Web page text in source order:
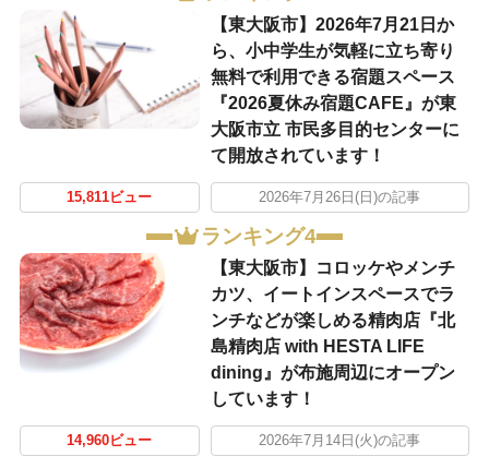
【東大阪市】2026年7月21日か
ら、小中学生が気軽に立ち寄り
無料で利用できる宿題スペース
『2026夏休み宿題CAFE』が東
大阪市立 市民多目的センターに
て開放されています！
15,811ビュー 2026年7月26日(日)の記事
ランキング4
【東大阪市】コロッケやメンチ
カツ、イートインスペースでラ
ンチなどが楽しめる精肉店『北
島精肉店 with HESTA LIFE
dining』が布施周辺にオープン
しています！
14,960ビュー 2026年7月14日(火)の記事